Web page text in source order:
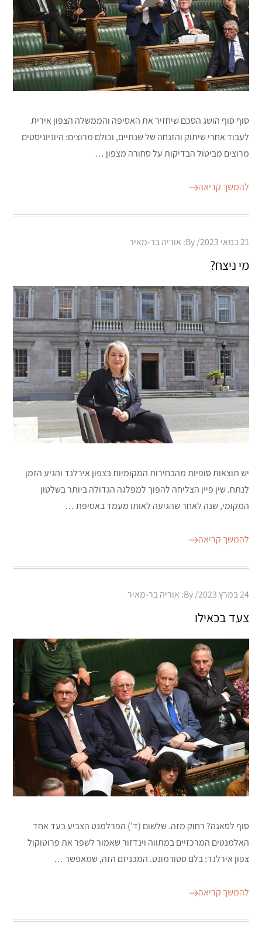
סוף סוף הושג הסכם שיחזיר את האסיפה והממשלה הצפון אירית
לעבוד אחרי שיתוק והזנחה של שנתיים, וכולם מרוצים: היוניוניסטים
מרוצים מביטול הבדיקות על סחורה מצפון …
להמשך קריאה
Posted
21 במאי 2023 By: אוריה בר-מאיר
מי ניצח?
יש תוצאות סופיות מהבחירות המקומיות בצפון אירלנד והגיע הזמן
לנתח. שין פיין הצליחה להפוך למפלגה הגדולה ביותר בשלטון
המקומי, שנה לאחר שהגיעה לאותו מעמד באסיפת …
להמשך קריאה
Posted
24 במרץ 2023 By: אוריה בר-מאיר
צעד בכאילו
סוף לסאגה? רחוק מזה. שלשום (ד’) הפרלמנט הצביע בעד אחד
האלמנטים המרכזיים במתווה וינדזור שאמור לשפר את פרוטוקול
צפון אירלנד: בלם סטורמונט. המכניזם הזה, שמאפשר …
להמשך קריאה